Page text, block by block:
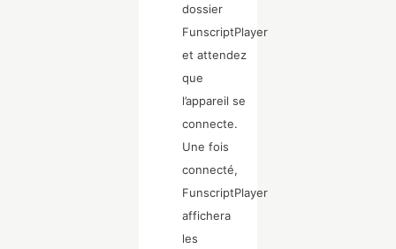
dossier
FunscriptPlayer
et attendez
que
l’appareil se
connecte.
Une fois
connecté,
FunscriptPlayer
affichera
les